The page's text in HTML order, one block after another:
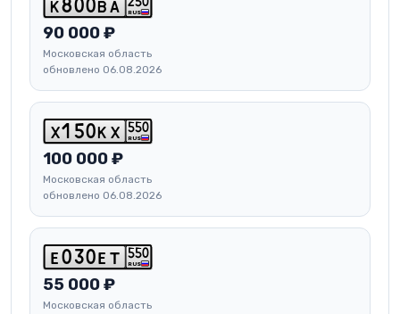
k 800 b a RUS
250
90 000 ₽
Московская область
обновлено 06.08.2026
x1 50 k x RUS
550
100 000 ₽
Московская область
обновлено 06.08.2026
e 0 30 e t RUS
550
55 000 ₽
Московская область